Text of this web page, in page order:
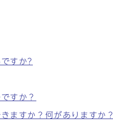
すか?
すか？
ますか？何がありますか？